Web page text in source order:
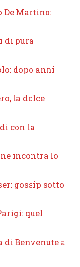
De Martino:
di pura
dopo anni
la dolce
con la
incontra lo
gossip sotto
quel
Benvenute a